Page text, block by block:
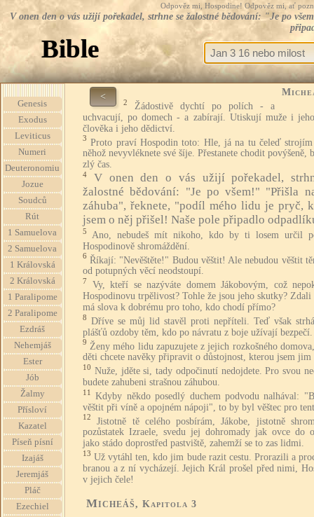
Odpověz mi, Hospodine! Odpověz mi, ať
V onen den o vás užijí pořekadel, strhne se žalostné bědování: "Je po
Bible
Genesis
Exodus
Leviticus
Numeri
Deuteronomiu
Jozue
Soudců
Rút
1 Samuelova
2 Samuelova
1 Královská
2 Královská
1 Paralipome
2 Paralipome
Ezdráš
Nehemjáš
Ester
Jób
Žalmy
Přísloví
Kazatel
Píseň písní
Izajáš
Jeremjáš
Pláč
Ezechiel
<
2
Žádostivě dychtí po polích - a
uchvacují, po domech - a zabírají. Utiskují muže i
člověka i jeho dědictví.
3 Proto praví Hospodin toto: Hle, já na tu čeleď
něhož nevyvléknete své šíje. Přestanete chodit povýšeně,
zlý čas.
4
V onen den o vás užijí pořekadel,
žalostné bědování: "Je po všem!" "Přišla
záhuba", řeknete, "podíl mého lidu je pryč,
jsem o něj přišel! Naše pole připadlo
5
Ano, nebudeš mít nikoho, kdo by ti losem určil
Hospodinově shromáždění.
6 Říkají: "Nevěštěte!" Budou věštit! Ale nebudou věštit
od potupných věcí neodstoupí.
7
Vy, kteří se nazýváte domem Jákobovým, což
Hospodinovu trpělivost? Tohle že jsou jeho skutky? Zdali
má slova k dobrému pro toho, kdo chodí přímo?
8 Dříve se můj lid stavěl proti nepříteli. Teď však
plášťů ozdoby těm, kdo po návratu z boje užívají bezpečí.
9 Ženy mého lidu zapuzujete z jejich rozkošného
děti chcete navěky připravit o důstojnost, kterou jsem jim
10 Nuže, jděte si, tady odpočinutí nedojdete. Pro svou
budete zahubeni strašnou záhubou.
11
Kdyby někdo posedlý duchem podvodu nalhával:
věštit při víně a opojném nápoji", to by byl věštec pro
12
Jistotně tě celého posbírám, Jákobe, jistotně
pozůstatek Izraele, svedu jej dohromady jak ovce do
jako stádo doprostřed pastviště, zahemží se to zas lidmi.
13 Už vytáhl ten, kdo jim bude razit cestu. Prorazili a
branou a z ní vycházejí. Jejich Král prošel před nimi,
v jejich čele!
Micheáš, Kapitola 3